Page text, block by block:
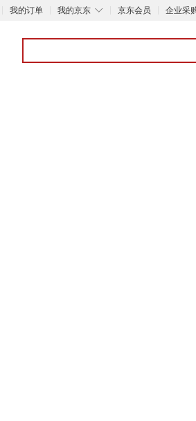
我的订单 ◇
我的京东 京东会员 企业采